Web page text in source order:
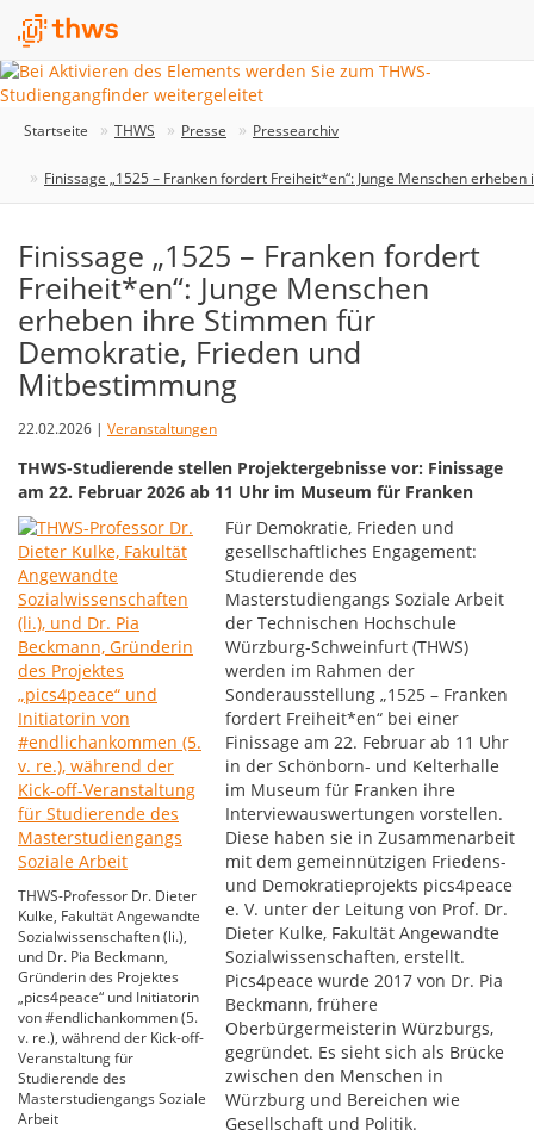
Startseite THWS Presse Pressearchiv
Finissage „1525 – Franken fordert Freiheit*en“: Junge Menschen
Finissage „1525 – Franken fordert
Freiheit*en“: Junge Menschen
erheben ihre Stimmen für
Demokratie, Frieden und
Mitbestimmung
22.02.2026 | Veranstaltungen
THWS-Studierende stellen Projektergebnisse vor: Finissage
am 22. Februar 2026 ab 11 Uhr im Museum für Franken
THWS-Professor Dr. Dieter
Kulke, Fakultät Angewandte
Sozialwissenschaften (li.),
und Dr. Pia Beckmann,
Gründerin des Projektes
„pics4peace“ und Initiatorin
von #endlichankommen (5.
v. re.), während der Kick-off-
Veranstaltung für
Studierende des
Masterstudiengangs Soziale
Arbeit
Für Demokratie, Frieden und
gesellschaftliches Engagement:
Studierende des
Masterstudiengangs Soziale Arbeit
der Technischen Hochschule
Würzburg-Schweinfurt (THWS)
werden im Rahmen der
Sonderausstellung „1525 – Franken
fordert Freiheit*en“ bei einer
Finissage am 22. Februar ab 11 Uhr
in der Schönborn- und Kelterhalle
im Museum für Franken ihre
Interviewauswertungen vorstellen.
Diese haben sie in Zusammenarbeit
mit dem gemeinnützigen Friedens-
und Demokratieprojekts pics4peace
e. V. unter der Leitung von Prof. Dr.
Dieter Kulke, Fakultät Angewandte
Sozialwissenschaften, erstellt.
Pics4peace wurde 2017 von Dr. Pia
Beckmann, frühere
Oberbürgermeisterin Würzburgs,
gegründet. Es sieht sich als Brücke
zwischen den Menschen in
Würzburg und Bereichen wie
Gesellschaft und Politik.